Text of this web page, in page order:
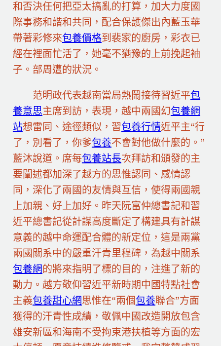
和否決任何把亞太搞亂的打算，加大力度國
際事務和諧和共同，配合保護傑出內藍玉華
帶著彩修來包養價格到裴家的廚房，彩衣已
經在裡面忙活了，她毫不猶豫的上前挽起袖
子。部周遭的狀況。
范明政代表越南當局熱鬧接待習近平包
養意思主席到訪，表現，越中兩國幻包養網
站想雷同、途徑類似，習包養行情近平主“行
了，別看了，你爹包養不會對他做什麼的。”
藍沐說道。席每包養站長次拜訪和頒發的主
要闡述都加深了越方的思惟認同、感情認
同，深化了兩國的友情與互信，使得兩國親
上加親、好上加好。昨天阮富仲總書記和習
近平總書記從計謀高度斷定了構建具有計謀
意義的越中命運配合體的新定位，這是兩黨
兩國關系中的嚴重汗青里程碑，為越中關系
包養網的將來指明了標的目的，注進了新的
動力。越方敬仰習近平新時期中國特點社會
主義包養甜心網思惟在“兩個包養聯合”方面
獲得的汗青性成績，敬佩中國改造開放包含
雄安新區和海南不受拘束港扶植等方面的宏